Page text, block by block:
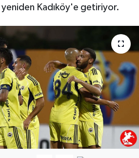
yeniden Kadıköy'e getiriyor.